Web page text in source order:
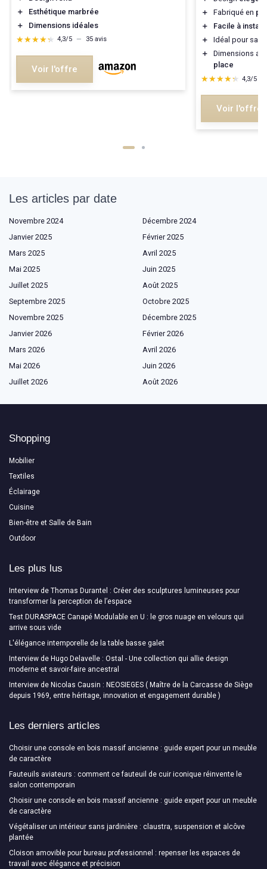
＋
Esthétique marbrée
＋
Dimensions idéales
★★★★★
★★★★★ 4,3/5 — 35 avis
Voir l'offre
＋
Fabriqué en
＋
Facile à
＋
Idéal pour
＋
Dimensions
place
★★★★★
★★★★★ 4,3/5
Voir l'offre
Les articles par date
Novembre 2024
Décembre 2024
Janvier 2025
Février 2025
Mars 2025
Avril 2025
Mai 2025
Juin 2025
Juillet 2025
Août 2025
Septembre 2025
Octobre 2025
Novembre 2025
Décembre 2025
Janvier 2026
Février 2026
Mars 2026
Avril 2026
Mai 2026
Juin 2026
Juillet 2026
Août 2026
Shopping
Mobilier
Textiles
Éclairage
Cuisine
Bien-être et Salle de Bain
Outdoor
Les plus lus
Interview de Thomas Durantel : Créer des sculptures lumineuses pour
transformer la perception de l’espace
Test DURASPACE Canapé Modulable en U : le gros nuage en velours qui
arrive sous vide
L'élégance intemporelle de la table basse galet
Interview de Hugo Delavelle : Ostal - Une collection qui allie design
moderne et savoir-faire ancestral
Interview de Nicolas Causin : NEOSIEGES ( Maître de la Carcasse de Siège
depuis 1969, entre héritage, innovation et engagement durable )
Les derniers articles
Choisir une console en bois massif ancienne : guide expert pour un meuble
de caractère
Fauteuils aviateurs : comment ce fauteuil de cuir iconique réinvente le
salon contemporain
Choisir une console en bois massif ancienne : guide expert pour un meuble
de caractère
Végétaliser un intérieur sans jardinière : claustra, suspension et alcôve
plantée
Cloison amovible pour bureau professionnel : repenser les espaces de
travail avec élégance et précision